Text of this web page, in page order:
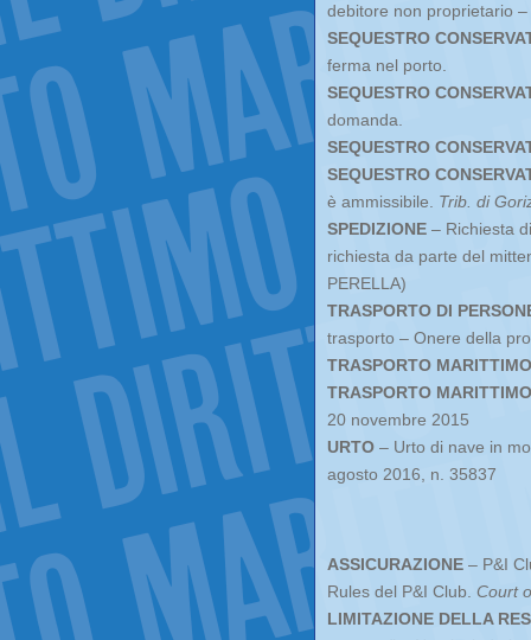
debitore non proprietario
SEQUESTRO
ferma nel porto.
SEQUESTRO
domanda.
SEQUESTRO
SEQUESTRO
è ammissibile. Trib. di
SPEDIZIONE – Richiesta
richiesta da parte del
PERELLA)
TRASPORTO DI
trasporto – Onere della
TRASPORTO MARITTIMO
TRASPORTO MARITTIMO
20 novembre 2015
URTO – Urto di nave in
agosto 2016, n. 35837
ASSICURAZIONE – P&I
Rules del P&I Club. Court
LIMITAZIONE DELLA